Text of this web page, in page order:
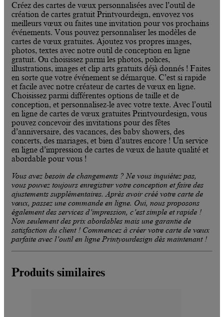
Créez des cartes de vœux personnalisées avec l’outil de
création de cartes gratuit Printyourdeign, envoyez vos
meilleurs vœux ou faites une invitation pour vos prochains
événements. Vous pouvez personnaliser les modèles de
cartes de vœux gratuites. Ajoutez vos propres images,
photos, textes avec notre outil de conception en ligne
gratuit. Ou choisissez parmi les photos, polices,
illustrations, images et clip arts gratuits déjà donnés ! Faites
en sorte que votre événement se démarque. C’est si rapide
et facile avec notre créateur de cartes de vœux en ligne.
Choisissez parmi différentes options de taille et de
conception, et personnalisez-le avec votre texte. Avec l’outil
en ligne de cartes de vœux gratuites Printyourdesign, vous
pouvez concevoir des invitations pour des fêtes
d’anniversaire, des vacances, des baby showers, des
concerts, des mariages, et bien d’autres encore ! Un service
en ligne d’impression de cartes de vœux de haute qualité et
abordable pour vous !
Vous avez besoin de changements ? Ne vous inquiétez pas,
vous pouvez toujours enregistrer votre conception et faire des
ajustements supplémentaires. Après avoir créé votre carte de
vœux, passez une commande en ligne. Oui, nous proposons
également des services d’impression, c’est simple et rapide !
Non seulement des prix abordables mais une garantie de
satisfaction du client ! Commencez à créer votre carte de vœux
parfaite avec l’outil en ligne Printyourdesign dès maintenant !
Produits similaires